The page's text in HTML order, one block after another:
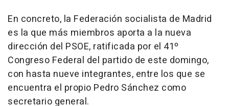
En concreto, la Federación socialista de Madrid
es la que más miembros aporta a la nueva
dirección del PSOE, ratificada por el 41º
Congreso Federal del partido de este domingo,
con hasta nueve integrantes, entre los que se
encuentra el propio Pedro Sánchez como
secretario general.